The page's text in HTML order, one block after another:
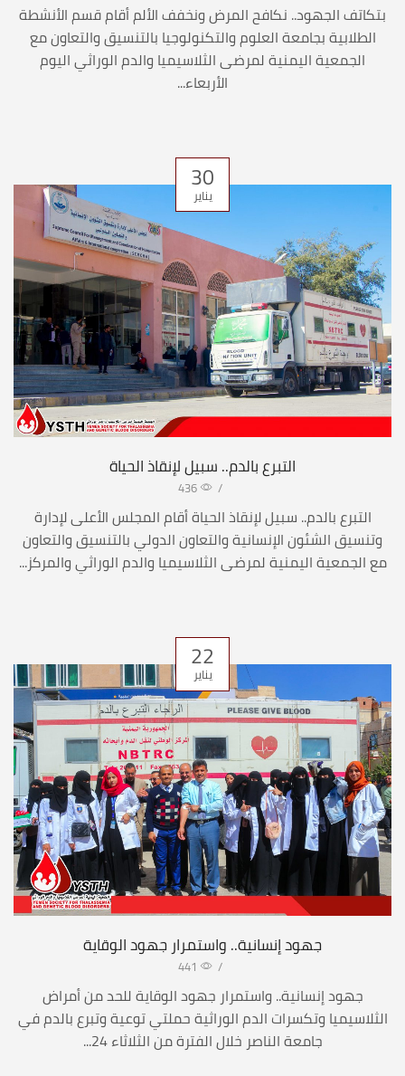
بتكاتف الجهود.. نكافح المرض ونخفف الألم أقام قسم الأنشطة
الطلابية بجامعة العلوم والتكنولوجيا بالتنسيق والتعاون مع
الجمعية اليمنية لمرضى الثلاسيميا والدم الوراثي اليوم
الأربعاء...
30
يناير
التبرع بالدم.. سبيل لإنقاذ الحياة
/
436
التبرع بالدم.. سبيل لإنقاذ الحياة أقام المجلس الأعلى لإدارة
وتنسيق الشئون الإنسانية والتعاون الدولي بالتنسيق والتعاون
مع الجمعية اليمنية لمرضى الثلاسيميا والدم الوراثي والمركز...
22
يناير
جهود إنسانية.. واستمرار جهود الوقاية
/
441
جهود إنسانية.. واستمرار جهود الوقاية للحد من أمراض
الثلاسيميا وتكسرات الدم الوراثية حملتي توعية وتبرع بالدم في
جامعة الناصر خلال الفترة من الثلاثاء 24...